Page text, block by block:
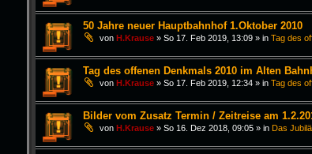
50 Jahre neuer Hauptbahnhof 1.Oktober 2010
von H.Krause» So 17. Feb 2019, 13:09» in Tag des
Tag des offenen Denkmals 2010 im Alten
von H.Krause» So 17. Feb 2019, 12:34» in Tag des
Bilder vom Zusatz Termin / Zeitreise am
von H.Krause» So 16. Dez 2018, 09:05» in Das